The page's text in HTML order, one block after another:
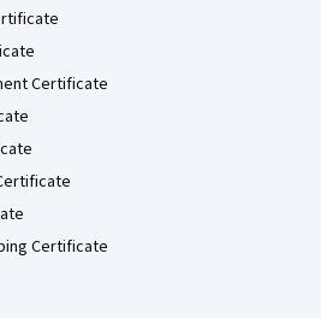
Certificate
Certificate